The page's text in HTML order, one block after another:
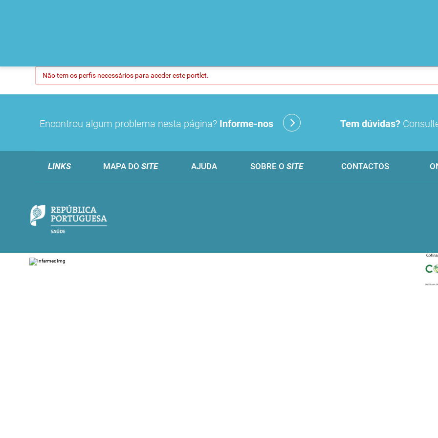
Não tem os perfis necessários para aceder este portlet.
Encontrou algum problema nesta página? Informe-nos Tem dúvidas?
LINKS MAPA DO SITE AJUDA SOBRE O SITE CONTACTOS